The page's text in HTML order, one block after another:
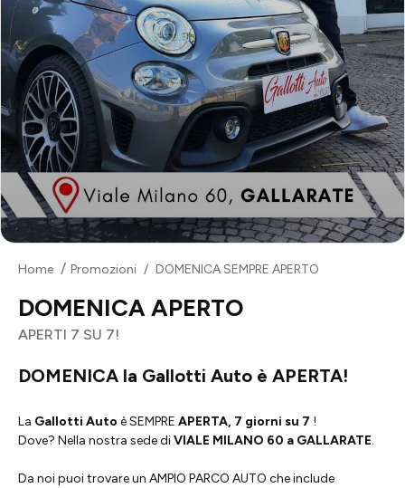
Home Promozioni DOMENICA SEMPRE APERTO
DOMENICA APERTO
APERTI 7 SU 7!
DOMENICA la Gallotti Auto è APERTA!
La Gallotti Auto è SEMPRE APERTA, 7 giorni su 7 !
Dove? Nella nostra sede diVIALE MILANO 60 a GALLARATE.
Da noi puoi trovare un AMPIO PARCO AUTO che include